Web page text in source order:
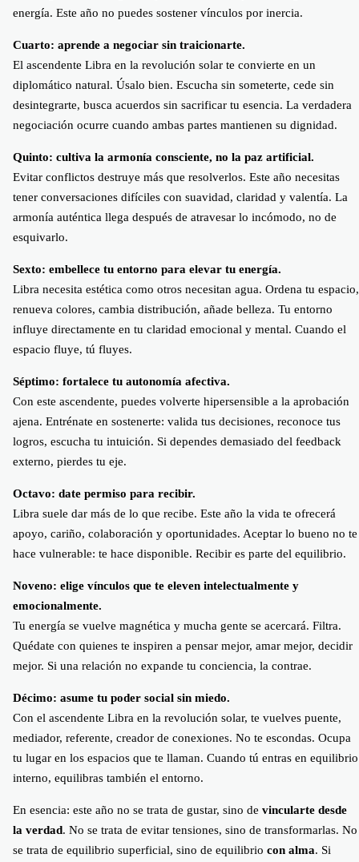
energía. Este año no puedes sostener vínculos por inercia.
Cuarto: aprende a negociar sin traicionarte.
El ascendente Libra en la revolución solar te convierte en un
diplomático natural. Úsalo bien. Escucha sin someterte, cede sin
desintegrarte, busca acuerdos sin sacrificar tu esencia. La verdadera
negociación ocurre cuando ambas partes mantienen su dignidad.
Quinto: cultiva la armonía consciente, no la paz artificial.
Evitar conflictos destruye más que resolverlos. Este año necesitas
tener conversaciones difíciles con suavidad, claridad y valentía. La
armonía auténtica llega después de atravesar lo incómodo, no de
esquivarlo.
Sexto: embellece tu entorno para elevar tu energía.
Libra necesita estética como otros necesitan agua. Ordena tu espacio,
renueva colores, cambia distribución, añade belleza. Tu entorno
influye directamente en tu claridad emocional y mental. Cuando el
espacio fluye, tú fluyes.
Séptimo: fortalece tu autonomía afectiva.
Con este ascendente, puedes volverte hipersensible a la aprobación
ajena. Entrénate en sostenerte: valida tus decisiones, reconoce tus
logros, escucha tu intuición. Si dependes demasiado del feedback
externo, pierdes tu eje.
Octavo: date permiso para recibir.
Libra suele dar más de lo que recibe. Este año la vida te ofrecerá
apoyo, cariño, colaboración y oportunidades. Aceptar lo bueno no te
hace vulnerable: te hace disponible. Recibir es parte del equilibrio.
Noveno: elige vínculos que te eleven intelectualmente y
emocionalmente.
Tu energía se vuelve magnética y mucha gente se acercará. Filtra.
Quédate con quienes te inspiren a pensar mejor, amar mejor, decidir
mejor. Si una relación no expande tu conciencia, la contrae.
Décimo: asume tu poder social sin miedo.
Con el ascendente Libra en la revolución solar, te vuelves puente,
mediador, referente, creador de conexiones. No te escondas. Ocupa
tu lugar en los espacios que te llaman. Cuando tú entras en equilibrio
interno, equilibras también el entorno.
En esencia: este año no se trata de gustar, sino de vincularte desde
la verdad. No se trata de evitar tensiones, sino de transformarlas. No
se trata de equilibrio superficial, sino de equilibrio con alma. Si